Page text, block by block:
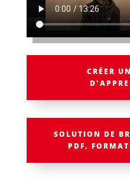
CRÉER
SOLUTION DE
PDF,